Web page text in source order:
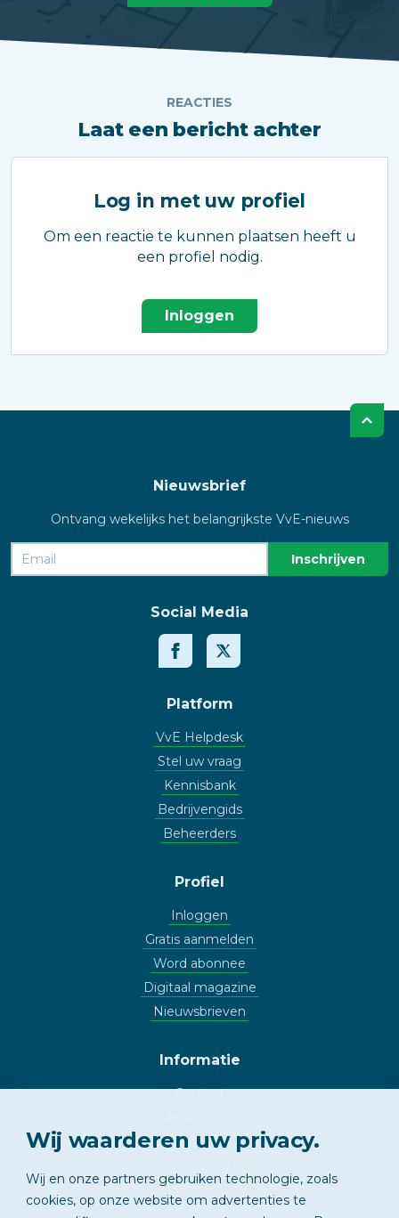
REACTIES
Laat een bericht achter
Log in met uw profiel
Om een reactie te kunnen plaatsen heeft u
een profiel nodig.
Inloggen
Nieuwsbrief
Ontvang wekelijks het belangrijkste VvE-nieuws
Social Media
Platform
VvE Helpdesk
Stel uw vraag
Kennisbank
Bedrijvengids
Beheerders
Profiel
Inloggen
Gratis aanmelden
Word abonnee
Digitaal magazine
Nieuwsbrieven
Informatie
Contact
Copyright
Wij waarderen uw privacy.
Wij en onze partners gebruiken technologie, zoals
cookies, op onze website om advertenties te